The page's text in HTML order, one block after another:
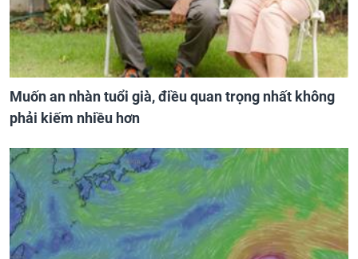
Muốn an nhàn tuổi già, điều quan trọng nhất không
phải kiếm nhiều hơn